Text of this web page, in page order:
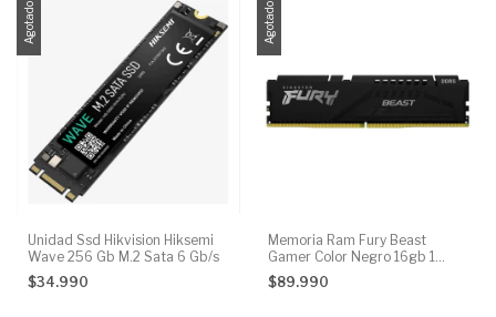
Agotado
Unidad Ssd Hikvision Hiksemi
Wave 256 Gb M.2 Sata 6 Gb/s
$34.990
Agotado
Memoria Ram Fury Beast
Gamer Color Negro 16gb 1
Kingston Kf5
$89.990